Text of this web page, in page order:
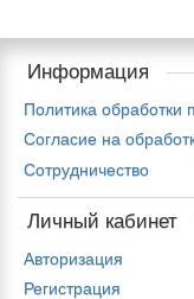
Информация
Политика обработки
Согласие на
Сотрудничество
Личный кабинет
Авторизация
Регистрация